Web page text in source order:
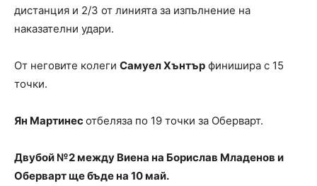
дистанция и 2/3 от линията за изпълнение на
наказателни удари.
От неговите колеги Самуел Хънтър финишира с 15
точки.
Ян Мартинесотбеляза по 19 точки за Оберварт.
Двубой №2 между Виена на Борислав Младенов и
Оберварт ще бъде на 10 май.